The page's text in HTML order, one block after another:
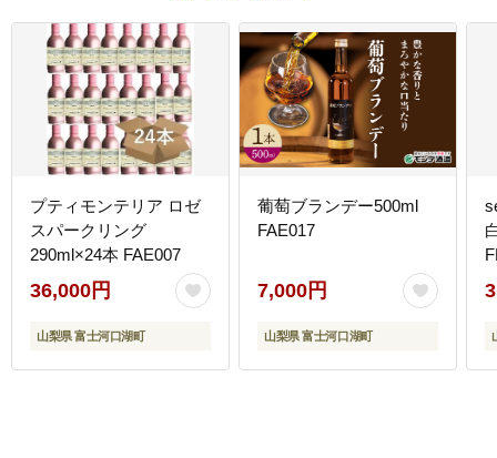
プティモンテリア ロゼ
スパークリング
290ml×24本 FAE007
36,000円
山梨県 富士河口湖町
葡萄ブランデー500ml
FAE017
7,000円
山梨県 富士河口湖町